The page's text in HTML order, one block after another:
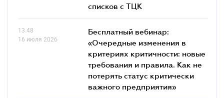
списков c ТЦК
13.48
16 июля 2026
Бесплатный вебинар:
«Очередные изменения в
критериях критичности: новые
требования и правила. Как не
потерять статус критически
важного предприятия»